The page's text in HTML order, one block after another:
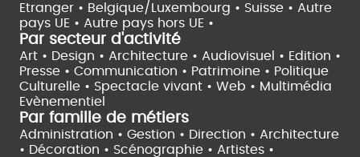
Etranger • Belgique/Luxembourg • Suisse • Autre
pays UE • Autre pays hors UE •
Par secteur d'activité
Art • Design • Architecture • Audiovisuel • Edition •
Presse • Communication • Patrimoine • Politique
Culturelle • Spectacle vivant • Web • Multimédia
Evènementiel
Par famille de métiers
Administration • Gestion • Direction • Architecture
• Décoration • Scénographie • Artistes •